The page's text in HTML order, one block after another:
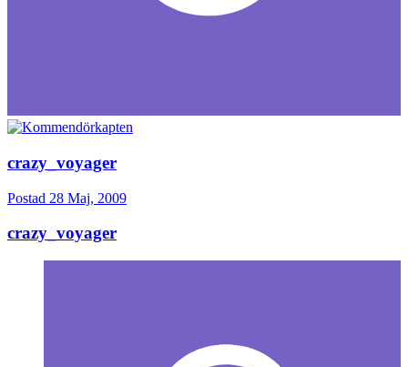
crazy_voyager
Postad 28 Maj, 2009
crazy_voyager